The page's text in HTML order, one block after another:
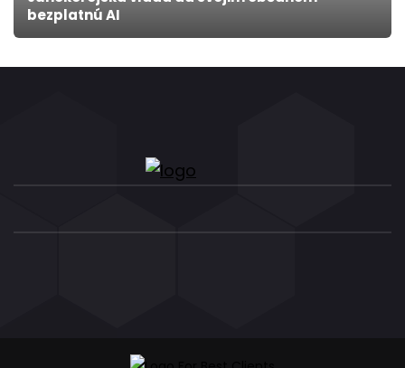
bezplatnú AI